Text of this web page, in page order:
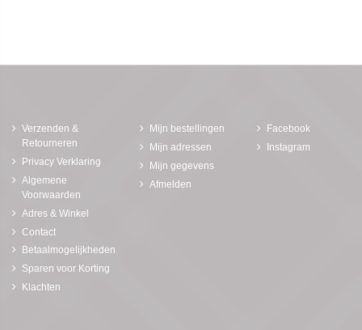
Verzenden &
Retourneren
Privacy Verklaring
Algemene
Voorwaarden
Adres & Winkel
Contact
Betaalmogelijkheden
Sparen voor Korting
Klachten
Mijn bestellingen
Mijn adressen
Mijn gegevens
Afmelden
Facebook
Instagram